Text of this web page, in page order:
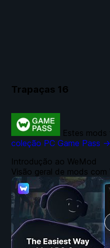
Trapaças 16
Introdução ao WeMod
Visão geral de mods com
Estes
coleção PC Game Pass →